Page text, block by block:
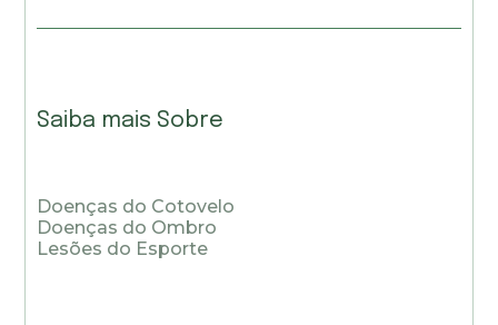
Saiba mais Sobre
Doenças do Cotovelo
Doenças do Ombro
Lesões do Esporte